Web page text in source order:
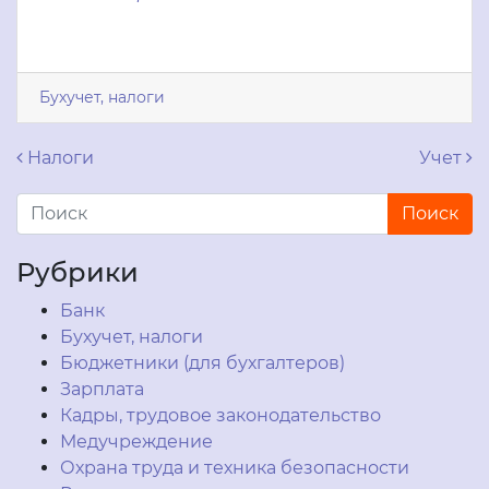
Бухучет, налоги
Навигация по записям
Налоги Учет
Рубрики
Банк
Бухучет, налоги
Бюджетники (для бухгалтеров)
Зарплата
Кадры, трудовое законодательство
Медучреждение
Охрана труда и техника безопасности